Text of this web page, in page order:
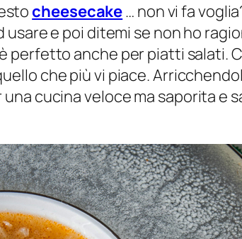
cheesecake… non vi fa
e poi ditemi se non ho
è perfetto anche per piatti salati.
che più vi piace.
cucina veloce ma saporita e